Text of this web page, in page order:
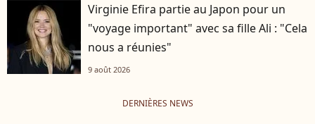
Virginie Efira partie au Japon pour un
"voyage important" avec sa fille Ali : "Cela
nous a réunies"
9 août 2026
DERNIÈRES NEWS